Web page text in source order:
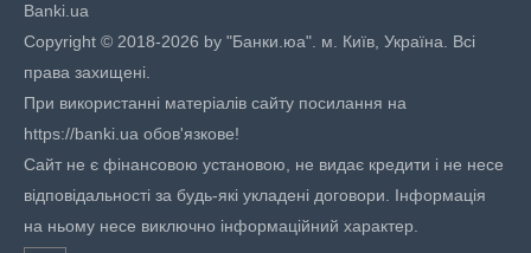
Banki.ua
Copyright © 2018-2026 by "Банки.юа". м. Київ, Україна. Всі
права захищені.
При використанні матеріалів сайту посилання на
https://banki.ua обов'язкове!
Сайт не є фінансовою установою, не видає кредити і не несе
відповідальності за будь-які укладені договори. Інформація
на ньому несе виключно інформаційний характер.